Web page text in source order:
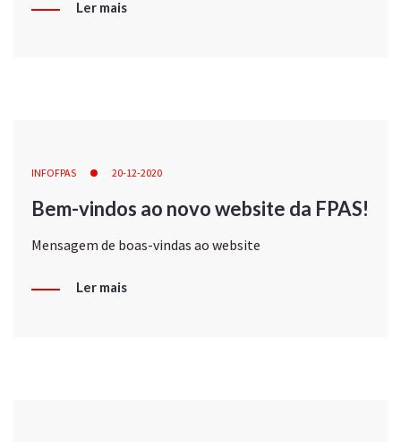
Ler mais
INFOFPAS 20-12-2020
Bem-vindos ao novo website da FPAS!
Mensagem de boas-vindas ao website
Ler mais